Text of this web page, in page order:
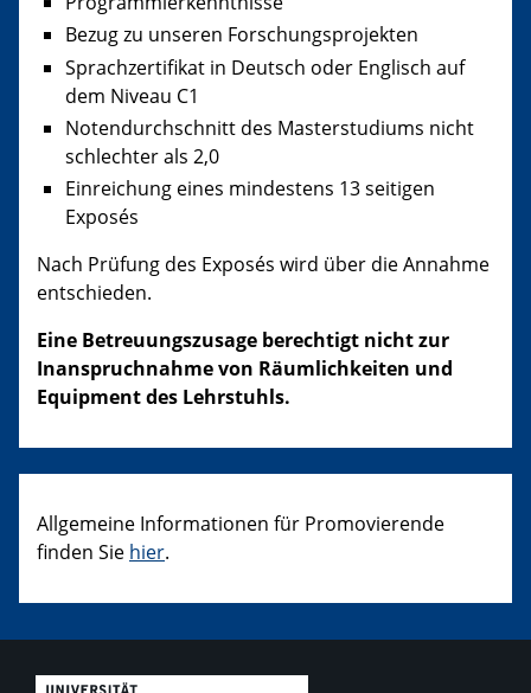
Bezug zu unseren Forschungsprojekten
Sprachzertifikat in Deutsch oder Englisch auf
dem Niveau C1
Notendurchschnitt des Masterstudiums nicht
schlechter als 2,0
Einreichung eines mindestens 13 seitigen
Exposés
Nach Prüfung des Exposés wird über die Annahme
entschieden.
Eine Betreuungszusage berechtigt nichtzur
Inanspruchnahme von Räumlichkeiten und
Equipment des Lehrstuhls.
Allgemeine Informationen für Promovierende
finden Sie hier.